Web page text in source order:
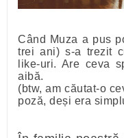
Când Muza a pus
trei ani) s-a trezit
like-uri. Are ceva
aibă.
(btw, am căutat-o
poză, deși era